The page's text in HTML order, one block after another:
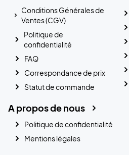
Conditions Générales de
Ventes (CGV)
Politique de
confidentialité
FAQ
Correspondance de prix
Statut de commande
A propos de nous
Politique de confidentialité
Mentions légales